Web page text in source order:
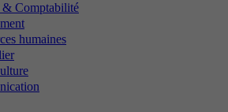
& Comptabilité
humaines